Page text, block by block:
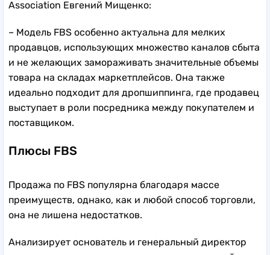
Association Евгений Мищенко:
– Модель FBS особенно актуальна для мелких
продавцов, использующих множество каналов сбыта
и не желающих замораживать значительные объемы
товара на складах маркетплейсов. Она также
идеально подходит для дропшиппинга, где продавец
выступает в роли посредника между покупателем и
поставщиком.
Плюсы FBS
Продажа по FBS популярна благодаря массе
преимуществ, однако, как и любой способ торговли,
она не лишена недостатков.
Анализирует основатель и генеральный директор